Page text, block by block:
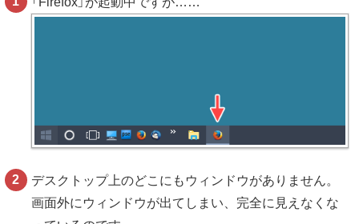
デスクトップ上のどこにもウィンドウがありません。
画面外にウィンドウが出てしまい、完全に見えなくな